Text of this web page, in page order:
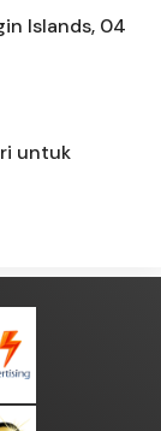
Islands, 04
untuk